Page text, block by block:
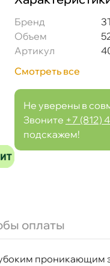
Бренд
Объем
Артикул
Смотреть все
Не уверены в
Звоните +7 (812)
подскажем!
оплаты
40220